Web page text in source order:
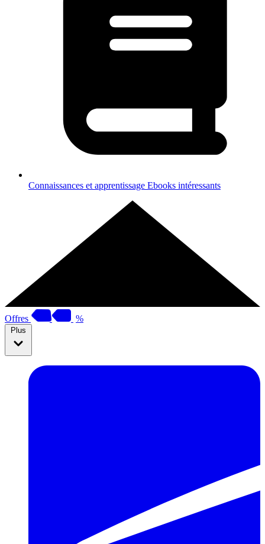
Connaissances et apprentissage Ebooks intéressants
Offres %
Plus